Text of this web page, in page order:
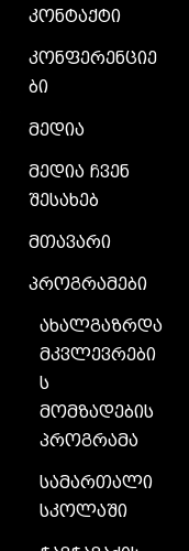
კონტაქტი
კონფერენციე
ბი
მედია
მედია ჩვენ
შესახებ
მთავარი
პროგრამები
ახალგაზრდა
მკვლევრები
ს
მომზადების
პროგრამა
სამართალი
სკოლაში